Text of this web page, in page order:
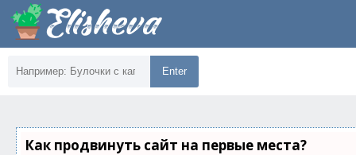
Enter
Как продвинуть сайт на первые места?